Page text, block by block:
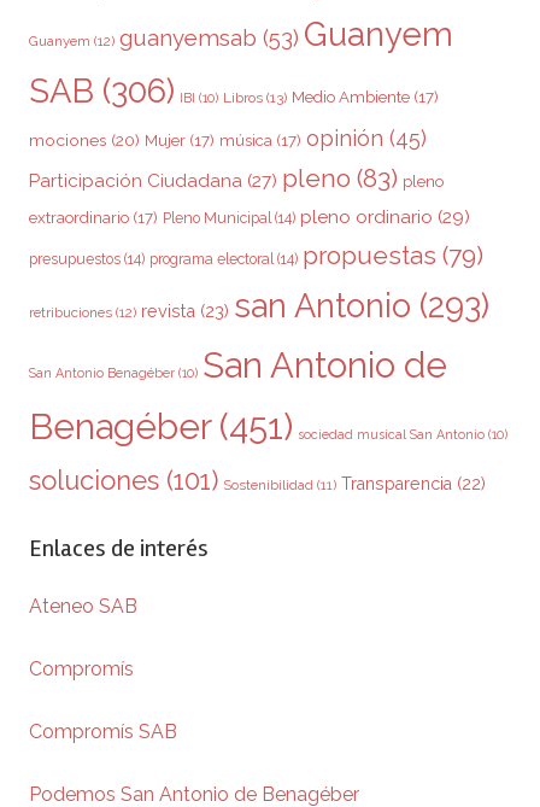
Guanyem (12) guanyemsab (53) Guanyem
SAB (306) IBI (10) Libros (13) Medio Ambiente (17)
mociones (20) Mujer (17) música (17) opinión (45)
Participación Ciudadana (27) pleno (83) pleno
extraordinario (17) Pleno Municipal (14) pleno ordinario (29)
presupuestos (14) programa electoral (14) propuestas (79)
retribuciones (12) revista (23) san Antonio (293)
San Antonio Benagéber (10) San Antonio de
Benagéber(451) sociedad musical San Antonio (10)
soluciones (101) Sostenibilidad (11) Transparencia (22)
Enlaces de interés
Ateneo SAB
Compromís
Compromís SAB
Podemos San Antonio de Benagéber